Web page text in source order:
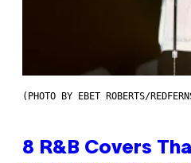
(PHOTO BY EBET ROBERTS/
8 R&B Covers